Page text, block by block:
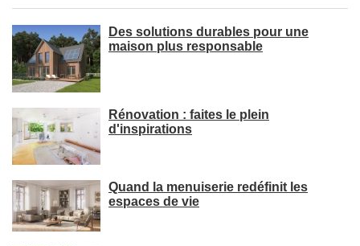
Des solutions durables pour une
maison plus responsable
Rénovation : faites le plein
d'inspirations
Quand la menuiserie redéfinit les
espaces de vie